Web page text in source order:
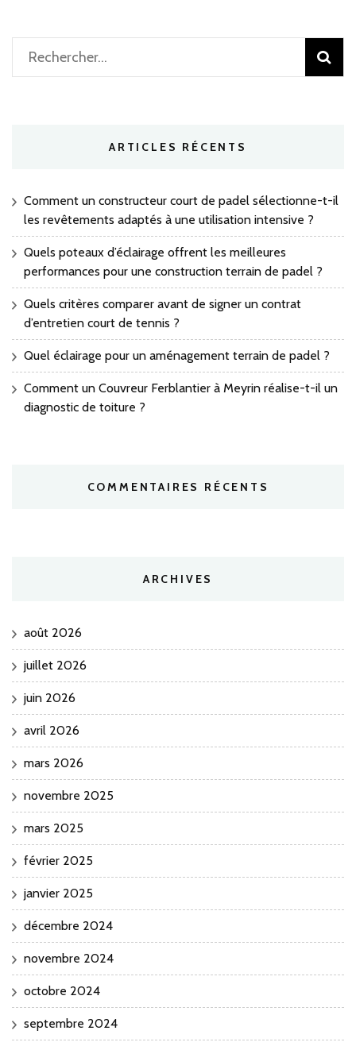
Rechercher :
ARTICLES RÉCENTS
Comment un constructeur court de padel sélectionne-t-il
les revêtements adaptés à une utilisation intensive ?
Quels poteaux d’éclairage offrent les meilleures
performances pour une construction terrain de padel ?
Quels critères comparer avant de signer un contrat
d’entretien court de tennis ?
Quel éclairage pour un aménagement terrain de padel ?
Comment un Couvreur Ferblantier à Meyrin réalise-t-il un
diagnostic de toiture ?
COMMENTAIRES RÉCENTS
ARCHIVES
août 2026
juillet 2026
juin 2026
avril 2026
mars 2026
novembre 2025
mars 2025
février 2025
janvier 2025
décembre 2024
novembre 2024
octobre 2024
septembre 2024